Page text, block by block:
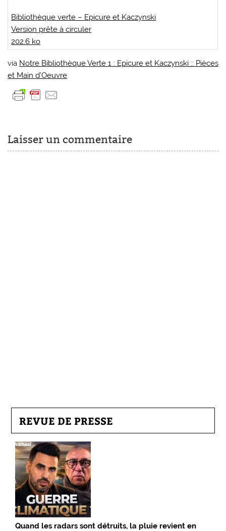
Bibliothèque verte – Epicure et Kaczynski
Version prête à circuler
202.6 ko
via Notre Bibliothèque Verte 1 : Epicure et Kaczynski :: Pièces
et Main d’Oeuvre
Laisser un commentaire
REVUE DE PRESSE
Quand les radars sont détruits, la pluie revient en